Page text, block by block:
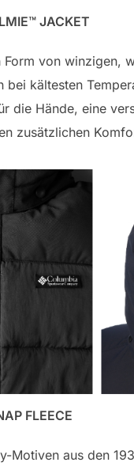
JACKET
von winzigen,
kältesten
die Hände, eine
zusätzlichen
FLEECE
Motiven aus den